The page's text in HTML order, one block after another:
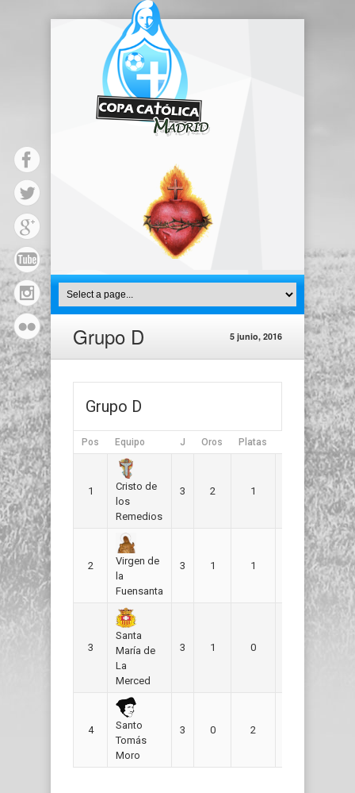
Grupo D 5 junio, 2016
Grupo D
Pos Equipo J Oros Platas Bronces GF
1
Cristo de
los
Remedios
3 2 1 4
2
Virgen de
la
Fuensanta
3 1 1 5
3
Santa
María de
La
Merced
3 1 0
4
Santo
Tomás
Moro
3 0 2